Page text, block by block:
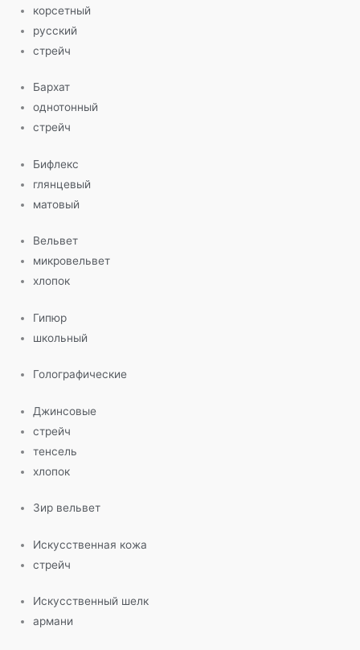
корсетный
русский
стрейч
Бархат
однотонный
стрейч
Бифлекс
глянцевый
матовый
Вельвет
микровельвет
хлопок
Гипюр
школьный
Голографические
Джинсовые
стрейч
тенсель
хлопок
Зир вельвет
Искусственная кожа
стрейч
Искусственный шелк
армани